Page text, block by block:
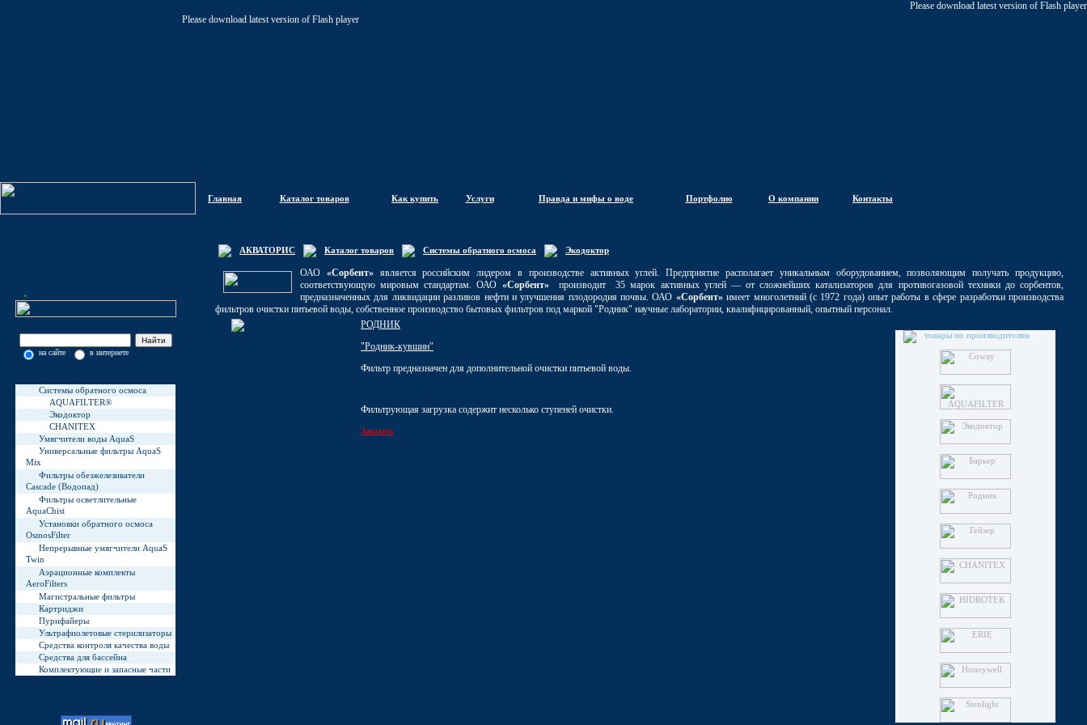
Please download latest version of Flash player
Please download latest version of Flash player
Главная Каталог товаров Как купить Услуги Правда и мифы о воде Портфолио О компании Контакты
на сайте в интернете
Системы обратного осмоса
AQUAFILTER®
Экодоктор
СНАNIТЕХ
Умягчители воды AquaS
Универсальные фильтры AquaS
Mix
Фильтры обезжелезиватели
Cascade (Водопад)
Фильтры осветлительные
AquaChist
Установки обратного осмоса
OsmosFilter
Непрерывные умягчители AquaS
Twin
Аэрационные комплекты
AeroFilters
Магистральные фильтры
Картриджи
Пурифайеры
Ультрафиолетовые стерилизаторы
Средства контроля качества воды
Средства для бассейна
Комплектующие и запасные части
АКВАТОРИС Каталог товаров Системы обратного осмоса Экодоктор
ОАО «Сорбент»является российским лидером в производстве активных углей. Предприятие располагает уникальным оборудованием, позволяющим получать продукцию,
соответствующую мировым стандартам. ОАО «Сорбент»производит 35 марок активных углей — от сложнейших катализаторов для противогазовой техники до сорбентов,
предназначенных для ликвидации разливов нефти и улучшения плодородия почвы. ОАО «Сорбент»имеет многолетний (с 1972 года) опыт работы в сфере разработки производства
фильтров очистки питьевой воды, собственное производство бытовых фильтров под маркой "Родник" научные лаборатории, квалифицированный, опытный персонал.
РОДНИК
"Родник-кувшин"
Фильтр предназначен для дополнительной очистки питьевой воды.
Фильтрующая загрузка содержит несколько ступеней очистки.
Заказать
товары по производителям